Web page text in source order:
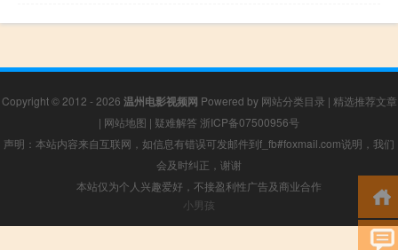
Copyright © 2012 - 2026 温州电影视频网 Powered by 网站分类目录 | 精选推荐文章
| 网站地图 | 疑难解答 浙ICP备07500956号
声明：本站内容来自互联网，如信息有错误可发邮件到f_fb#foxmail.com说明，我们
会及时纠正，谢谢
本站仅为个人兴趣爱好，不接盈利性广告及商业合作
小男孩